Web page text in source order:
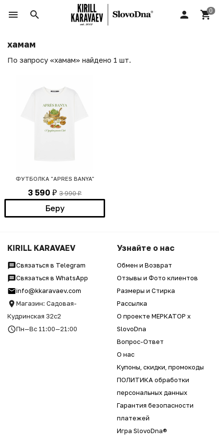
хамам
По запросу «хамам» найдено 1 шт.
ФУТБОЛКА "APRES BANYA"
3 590 ₽ 3 990₽
Беру
KIRILL KARAVAEV
Связаться в Telegram
Связаться в WhatsApp
info@kkaravaev.com
Магазин: Садовая-
Кудринская 32с2
Пн—Вс 11:00—21:00
Узнайте о нас
Обмен и Возврат
Отзывы и Фото клиентов
Размеры и Стирка
Рассылка
О проекте МЕРКАТОР x
SlovoDna
Вопрос-Ответ
О нас
Купоны, скидки, промокоды
ПОЛИТИКА обработки
персональных данных
Гарантия безопасности
платежей
Игра SlovoDna®